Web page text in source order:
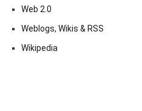
Web 2.0
Weblogs, Wikis & RSS
Wikipedia